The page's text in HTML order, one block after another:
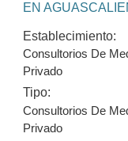
EN
Establecimiento:
Consultorios De
Privado
Tipo:
Consultorios De
Privado